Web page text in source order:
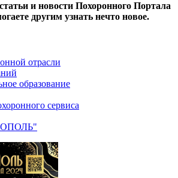
и новости Похоронного Портала
другим узнать нечто новое.
отрасли
образование
сервиса